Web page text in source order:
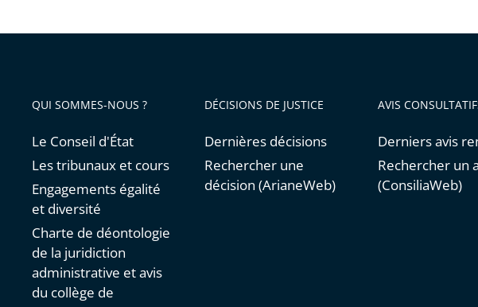
QUI SOMMES-NOUS ?
Le Conseil d'État
Les tribunaux et cours
Engagements égalité
et diversité
Charte de déontologie
de la juridiction
administrative et avis
du collège de
DÉCISIONS DE JUSTICE
Dernières décisions
Rechercher une
décision (ArianeWeb)
AVIS
Derniers avis
Rechercher un
(ConsiliaWeb)